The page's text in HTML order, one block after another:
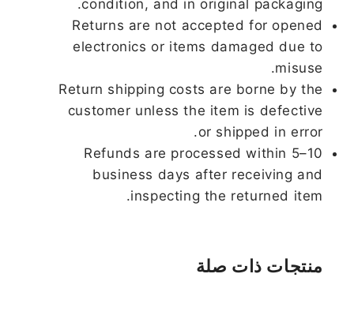
condition, and in original packaging.
Returns are not accepted for opened
electronics or items damaged due to
misuse.
Return shipping costs are borne by the
customer unless the item is defective
or shipped in error.
Refunds are processed within 5–10
business days after receiving and
inspecting the returned item.
منتجات ذات صلة